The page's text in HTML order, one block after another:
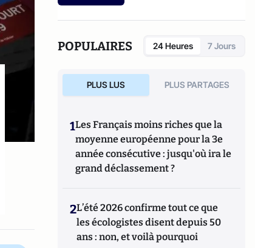
POPULAIRES 24 Heures 7 Jours
PLUS LUS PLUS PARTAGES
1Les Français moins riches que la
moyenne européenne pour la 3e
année consécutive : jusqu'où ira le
grand déclassement ?
2L’été 2026 confirme tout ce que
les écologistes disent depuis 50
ans : non, et voilà pourquoi